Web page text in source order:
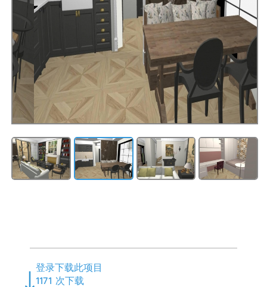
登录下载此项目
1171 次下载